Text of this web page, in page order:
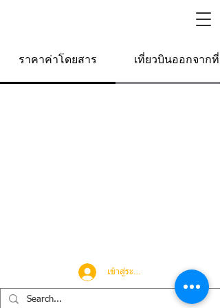
ราคาค่าโดยสาร เที่ยวบินออกจากที่นี่
เข้าสู่ระบบ